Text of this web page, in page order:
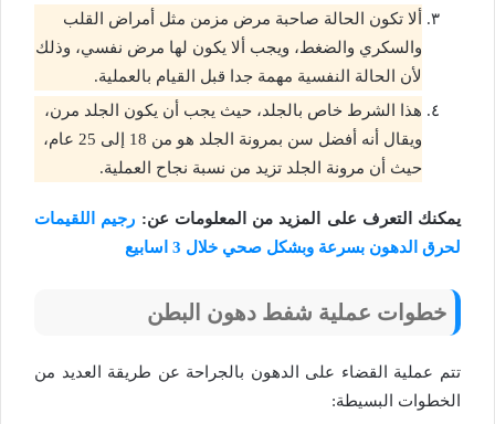
ألا تكون الحالة صاحبة مرض مزمن مثل أمراض القلب
والسكري والضغط، ويجب ألا يكون لها مرض نفسي، وذلك
لأن الحالة النفسية مهمة جدا قبل القيام بالعملية.
هذا الشرط خاص بالجلد، حيث يجب أن يكون الجلد مرن،
ويقال أنه أفضل سن بمرونة الجلد هو من 18 إلى 25 عام،
حيث أن مرونة الجلد تزيد من نسبة نجاح العملية.
يمكنك التعرف على المزيد من المعلومات عن: رجيم اللقيمات
لحرق الدهون بسرعة وبشكل صحي خلال 3 اسابيع
خطوات عملية شفط دهون البطن
تتم عملية القضاء على الدهون بالجراحة عن طريقة العديد من
الخطوات البسيطة: